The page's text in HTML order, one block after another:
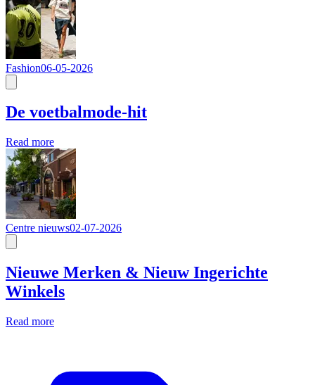
Fashion06-05-2026
De voetbalmode-hit
Read more
Centre nieuws02-07-2026
Nieuwe Merken & Nieuw Ingerichte
Winkels
Read more